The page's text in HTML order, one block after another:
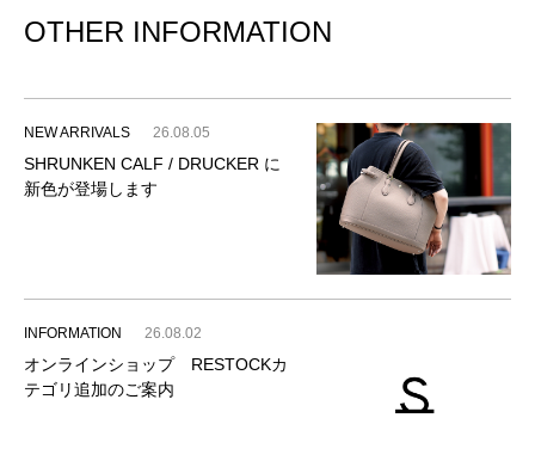
OTHER INFORMATION
NEW ARRIVALS 26.08.05
SHRUNKEN CALF / DRUCKER に
新色が登場します
INFORMATION 26.08.02
オンラインショップ RESTOCKカ
テゴリ追加のご案内